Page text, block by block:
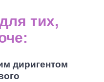
тих,
диригентом